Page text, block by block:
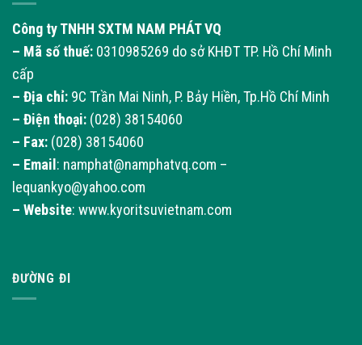
Công ty TNHH SXTM NAM PHÁT VQ
– Mã số thuế: 0310985269 do sở KHĐT TP. Hồ Chí Minh
cấp
– Địa chỉ: 9C Trần Mai Ninh, P. Bảy Hiền, Tp.Hồ Chí Minh
– Điện thoại: (028) 38154060
– Fax: (028) 38154060
– Email : namphat@namphatvq.com –
lequankyo@yahoo.com
– Website: www.kyoritsuvietnam.com
ĐƯỜNG ĐI